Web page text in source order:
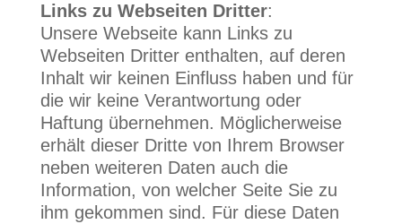
Links zu Webseiten Dritter:
Unsere Webseite kann Links zu
Webseiten Dritter enthalten, auf deren
Inhalt wir keinen Einfluss haben und für
die wir keine Verantwortung oder
Haftung übernehmen. Möglicherweise
erhält dieser Dritte von Ihrem Browser
neben weiteren Daten auch die
Information, von welcher Seite Sie zu
ihm gekommen sind. Für diese Daten